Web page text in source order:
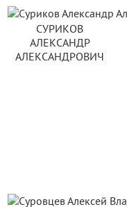
СУРИКОВ
АЛЕКСАНДР
АЛЕКСАНДРОВИЧ